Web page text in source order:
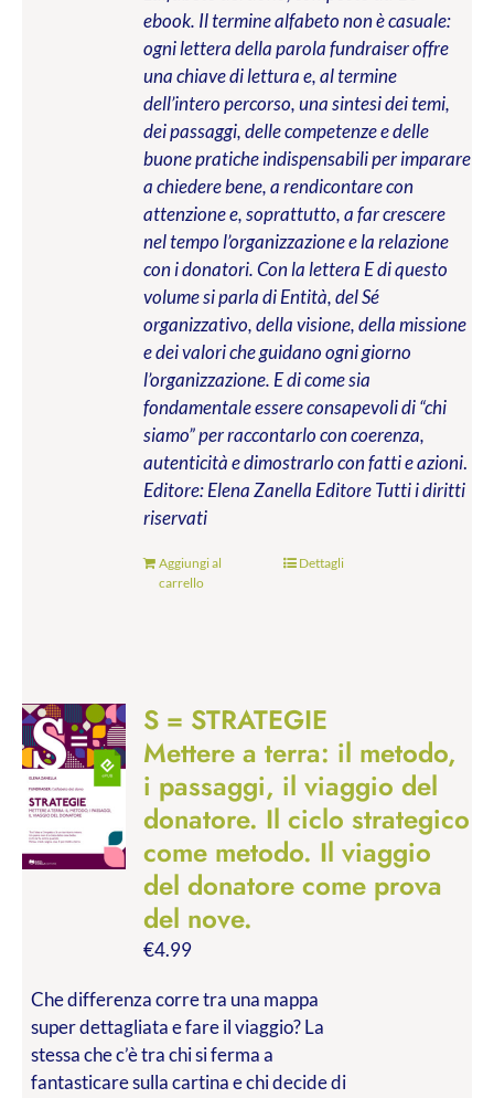
ebook. Il termine alfabeto non è casuale:
ogni lettera della parola fundraiser offre
una chiave di lettura e, al termine
dell’intero percorso, una sintesi dei temi,
dei passaggi, delle competenze e delle
buone pratiche indispensabili per imparare
a chiedere bene, a rendicontare con
attenzione e, soprattutto, a far crescere
nel tempo l’organizzazione e la relazione
con i donatori. Con la lettera E di questo
volume si parla di Entità, del Sé
organizzativo, della visione, della missione
e dei valori che guidano ogni giorno
l’organizzazione. E di come sia
fondamentale essere consapevoli di “chi
siamo” per raccontarlo con coerenza,
autenticità e dimostrarlo con fatti e azioni.
Editore: Elena Zanella EditoreTutti i diritti
riservati
Aggiungi al
carrello
Dettagli
S = STRATEGIE
Mettere a terra: il metodo,
i passaggi, il viaggio del
donatore. Il ciclo strategico
come metodo. Il viaggio
del donatore come prova
del nove.
€4.99
Che differenza corre tra una mappa
super dettagliata e fare il viaggio? La
stessa che c’è tra chi si ferma a
fantasticare sulla cartina e chi decide di